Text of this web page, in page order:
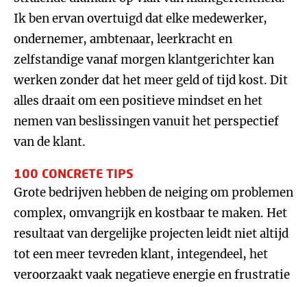
Ik ben ervan overtuigd dat elke medewerker,
ondernemer, ambtenaar, leerkracht en
zelfstandige vanaf morgen klantgerichter kan
werken zonder dat het meer geld of tijd kost. Dit
alles draait om een positieve mindset en het
nemen van beslissingen vanuit het perspectief
van de klant.
100 CONCRETE TIPS
Grote bedrijven hebben de neiging om problemen
complex, omvangrijk en kostbaar te maken. Het
resultaat van dergelijke projecten leidt niet altijd
tot een meer tevreden klant, integendeel, het
veroorzaakt vaak negatieve energie en frustratie